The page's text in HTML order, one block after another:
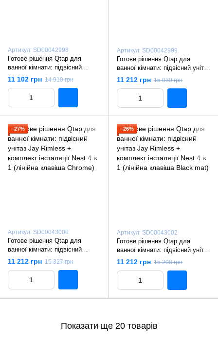
Артикул: SD00042998
Готове рішення Qtap для
ванної кімнати: підвісний
унітаз Jay Rimless + комплект
інсталяції Nest 4 в 1
(квадратна клавіша Satin)
11 102 грн 14 910 грн
Артикул: SD00042999
Готове рішення Qtap для
ванної кімнати: підвісний унітаз
Jay Rimless + комплект
інсталяції Nest 4 в 1
(квадратна клавіша Chrome)
11 212 грн 15 030 грн
−27%
Артикул: SD00043000
Готове рішення Qtap для
ванної кімнати: підвісний
унітаз Jay Rimless + комплект
інсталяції Nest 4 в 1 (лінійна
клавіша Chrome)
11 212 грн 15 327 грн
−26%
Артикул: SD00043002
Готове рішення Qtap для
ванної кімнати: підвісний унітаз
Jay Rimless + комплект
інсталяції Nest 4 в 1 (лінійна
клавіша Black mat)
11 212 грн 15 208 грн
Показати ще 20 товарів